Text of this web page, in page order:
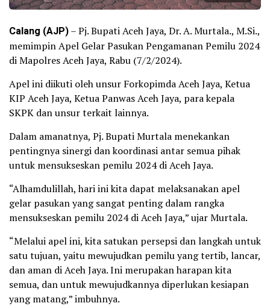
Calang (AJP)– Pj. Bupati Aceh Jaya, Dr. A. Murtala., M.Si.,
memimpin Apel Gelar Pasukan Pengamanan Pemilu 2024
di Mapolres Aceh Jaya, Rabu (7/2/2024).
Apel ini diikuti oleh unsur Forkopimda Aceh Jaya, Ketua
KIP Aceh Jaya, Ketua Panwas Aceh Jaya, para kepala
SKPK dan unsur terkait lainnya.
Dalam amanatnya, Pj. Bupati Murtala menekankan
pentingnya sinergi dan koordinasi antar semua pihak
untuk mensukseskan pemilu 2024 di Aceh Jaya.
“Alhamdulillah, hari ini kita dapat melaksanakan apel
gelar pasukan yang sangat penting dalam rangka
mensukseskan pemilu 2024 di Aceh Jaya,” ujar Murtala.
“Melalui apel ini, kita satukan persepsi dan langkah untuk
satu tujuan, yaitu mewujudkan pemilu yang tertib, lancar,
dan aman di Aceh Jaya. Ini merupakan harapan kita
semua, dan untuk mewujudkannya diperlukan kesiapan
yang matang,” imbuhnya.